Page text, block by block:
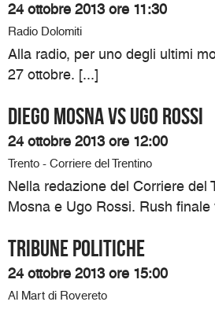
24 ottobre 2013 ore 11:30
Radio Dolomiti
Alla radio, per uno degli ultimi
27 ottobre. [...]
DIEGO MOSNA VS UGO ROSSI
24 ottobre 2013 ore 12:00
Trento - Corriere del Trentino
Nella redazione del Corriere del
Mosna e Ugo Rossi. Rush
TRIBUNE POLITICHE
24 ottobre 2013 ore 15:00
Al Mart di Rovereto